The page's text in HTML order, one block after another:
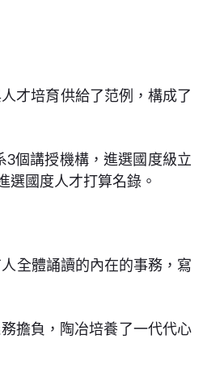
才培育供給了范例，構成了
個講授機構，進選國度級立
國度人才打算名錄。
全體誦讀的內在的事務，寫
擔負，陶冶培養了一代代心